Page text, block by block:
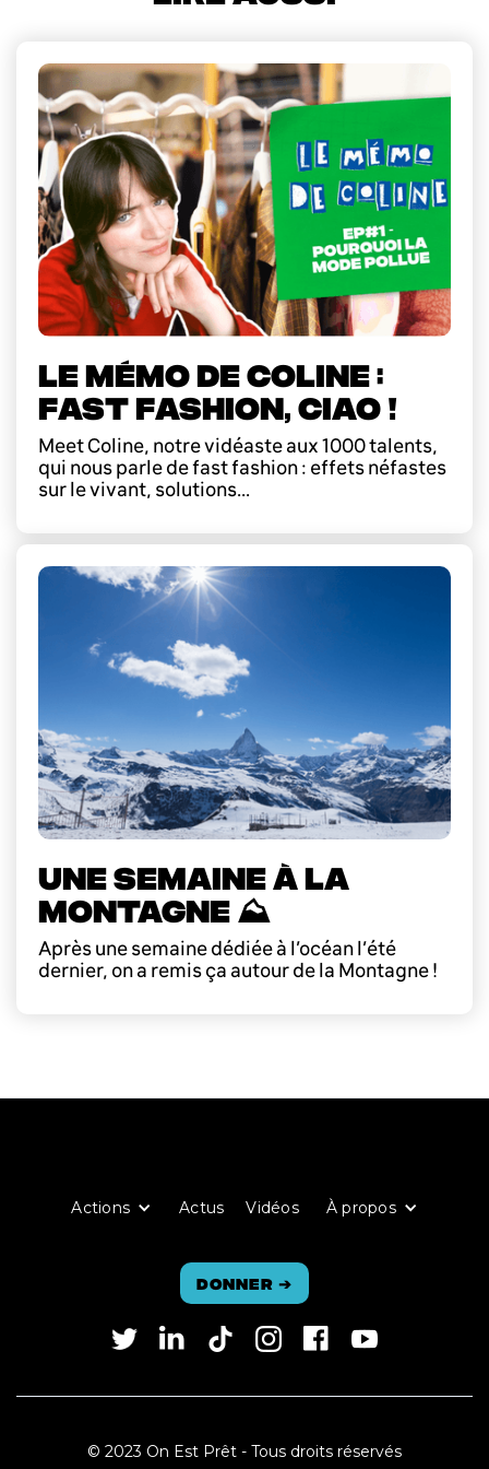
LE MÉMO DE COLINE :
FAST FASHION, CIAO !
Meet Coline, notre vidéaste aux 1000 talents,
qui nous parle de fast fashion : effets néfastes
sur le vivant, solutions...
UNE SEMAINE À LA
MONTAGNE ⛰️
Après une semaine dédiée à l’océan l’été
dernier, on a remis ça autour de la Montagne !
Actions Actus Vidéos À propos
Donner ➔
© 2023 On Est Prêt - Tous droits réservés